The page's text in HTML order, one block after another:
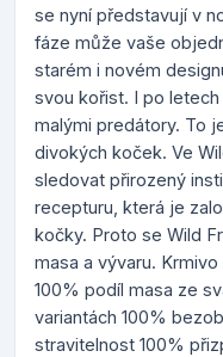
se nyní představují v
fáze může vaše
starém i novém
svou kořist. I po
malými predátory. To
divokých koček. Ve
sledovat přirozený
recepturu, která je
kočky. Proto se Wild
masa a vývaru.
100% podíl masa ze
variantách 100%
stravitelnost 100%